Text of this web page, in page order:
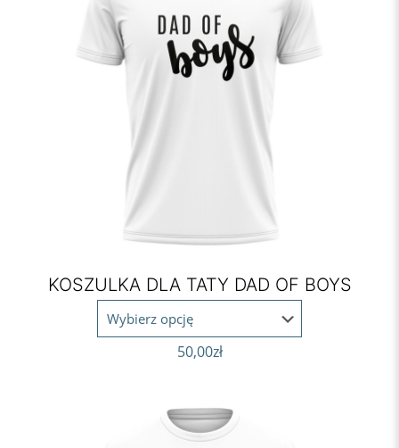
KOSZULKA DLA TATY DAD OF BOYS
50,00zł